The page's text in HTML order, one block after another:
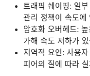
트래픽 쉐이핑: 일
관리 정책이 속도에
암호화 오버헤드:
가해 속도 저하가
지역적 요인: 사용
피어의 질에 따라